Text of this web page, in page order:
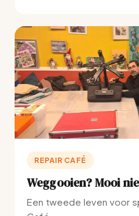
REPAIR CAFÉ
Weggooien? Mooi
Een tweede leven voor